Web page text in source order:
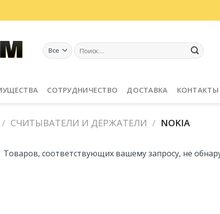
Искать:
СОТРУДНИЧЕСТВО ДОСТАВКА КОНТАКТЫ
/ СЧИТЫВАТЕЛИ И ДЕРЖАТЕЛИ / NOKIA
Товаров, соответствующих вашему запросу, не